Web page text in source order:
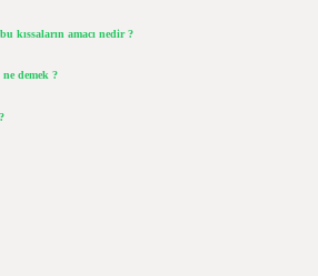
kıssaların amacı nedir ?
demek ?